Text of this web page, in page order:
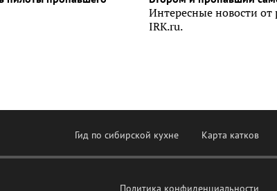
Интересные новости от
IRK.ru.
Гид по сибирской кухне Карта катков
Политика конфиденциальности